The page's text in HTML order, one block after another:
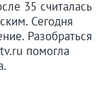
35 считалась
Сегодня
Разобраться
помогла